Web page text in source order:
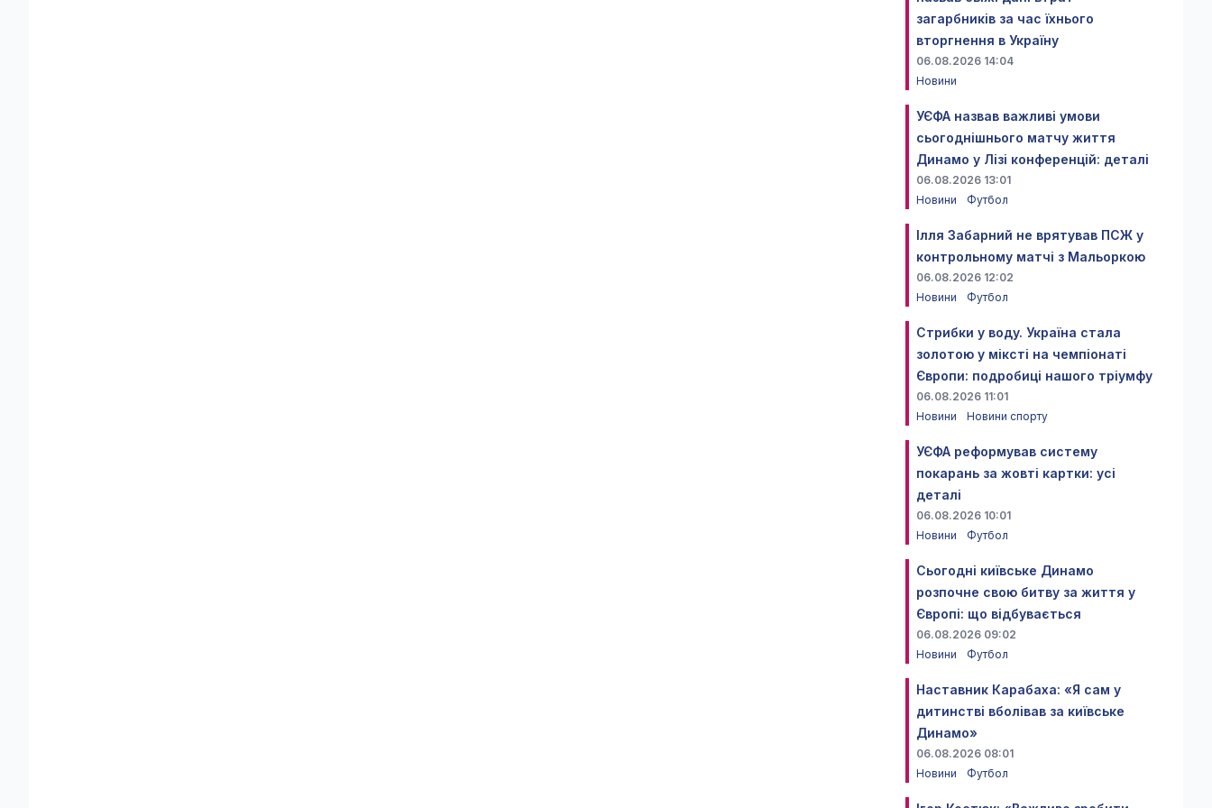
загарбників за час їхнього
вторгнення в Україну
06.08.2026 14:04
Новини
УЄФА назвав важливі умови
сьогоднішнього матчу життя
Динамо у Лізі конференцій: деталі
06.08.2026 13:01
Новини
Футбол
Ілля Забарний не врятував ПСЖ у
контрольному матчі з Мальоркою
06.08.2026 12:02
Новини
Футбол
Стрибки у воду. Україна стала
золотою у міксті на чемпіонаті
Європи: подробиці нашого тріумфу
06.08.2026 11:01
Новини
Новини спорту
УЄФА реформував систему
покарань за жовті картки: усі
деталі
06.08.2026 10:01
Новини
Футбол
Сьогодні київське Динамо
розпочне свою битву за життя у
Європі: що відбувається
06.08.2026 09:02
Новини
Футбол
Наставник Карабаха: «Я сам у
дитинстві вболівав за київське
Динамо»
06.08.2026 08:01
Новини
Футбол